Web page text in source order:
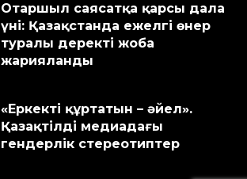
Отаршыл саясатқа қарсы дала
үні: Қазақстанда ежелгі өнер
туралы деректі жоба
жарияланды
«Еркекті құртатын – әйел».
Қазақтілді медиадағы
гендерлік стереотиптер